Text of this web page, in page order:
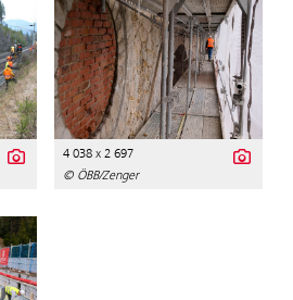
4 038 x 2 697
© ÖBB/Zenger